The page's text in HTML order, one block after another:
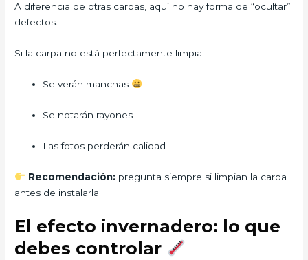
A diferencia de otras carpas, aquí no hay forma de “ocultar”
defectos.
Si la carpa no está perfectamente limpia:
Se verán manchas
Se notarán rayones
Las fotos perderán calidad
Recomendación:pregunta siempre si limpian la carpa
antes de instalarla.
El efecto invernadero: lo que
debes controlar